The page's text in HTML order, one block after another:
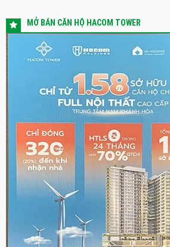
MỞ BÁN CĂN HỘ HACOM TOWER